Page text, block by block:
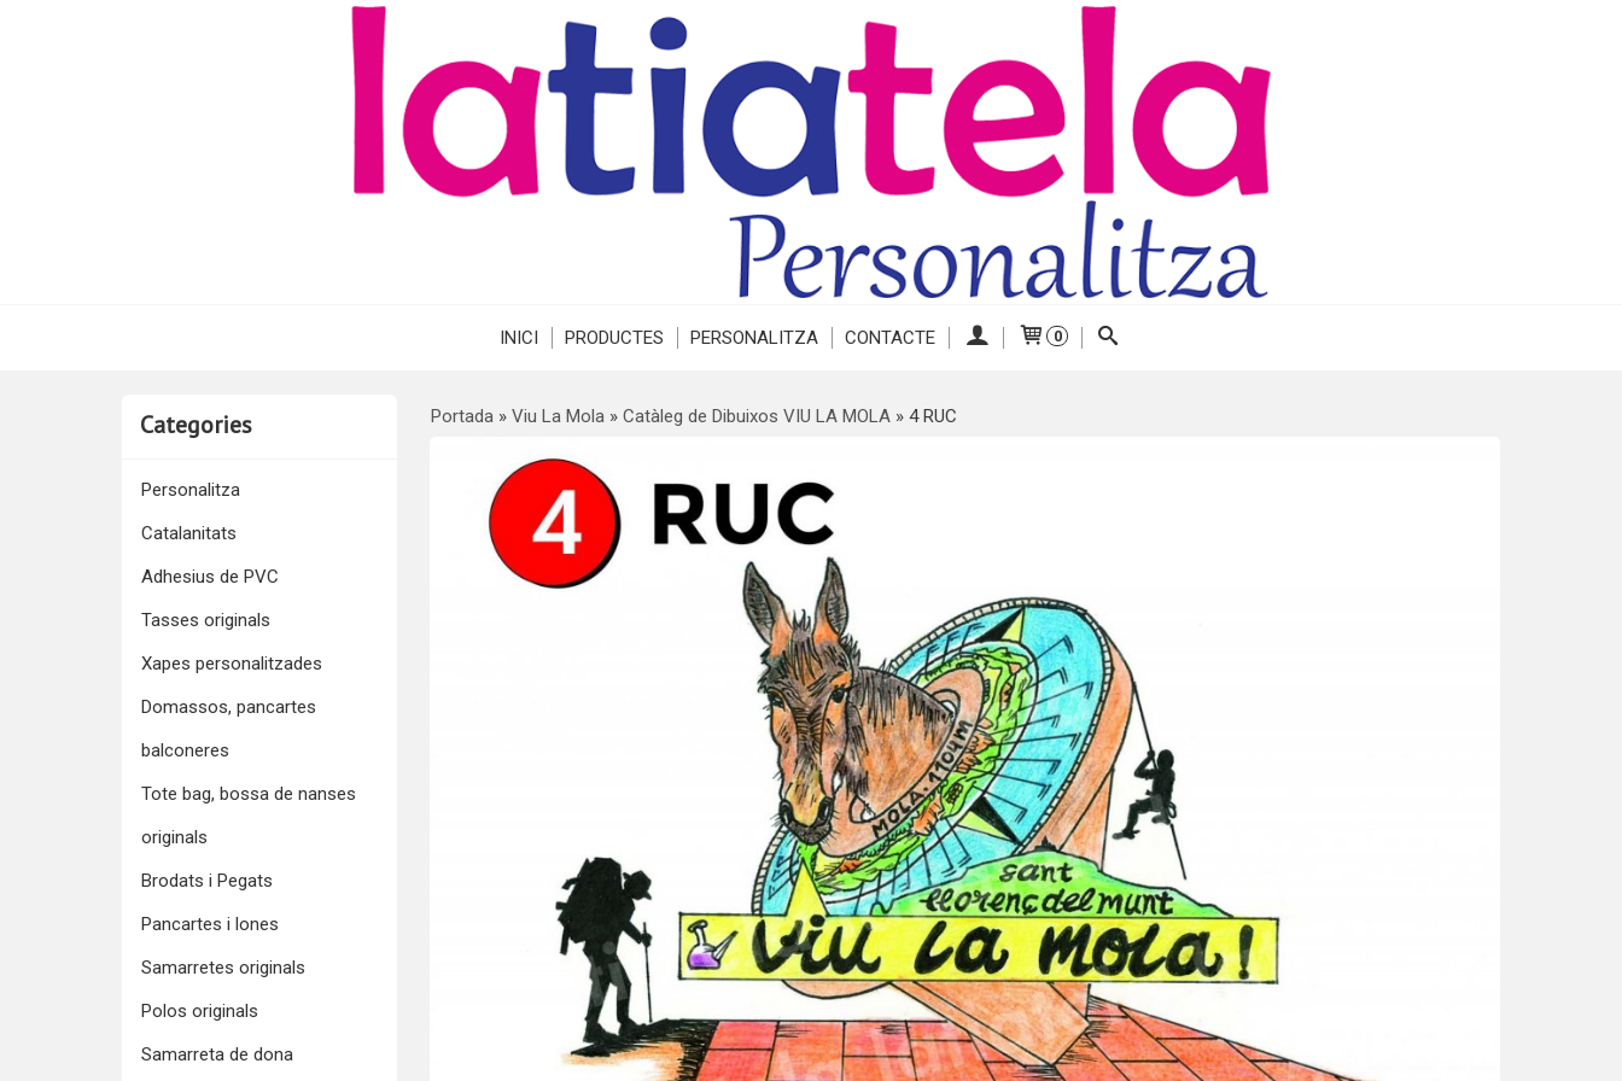
INICI PRODUCTES PERSONALITZA CONTACTE 0
Categories
Personalitza
Catalanitats
Adhesius de PVC
Tasses originals
Xapes personalitzades
Domassos, pancartes
balconeres
Tote bag, bossa de nanses
originals
Brodats i Pegats
Pancartes i lones
Samarretes originals
Polos originals
Samarreta de dona
Portada» Viu La Mola» Catàleg de Dibuixos VIU LA MOLA» 4 RUC